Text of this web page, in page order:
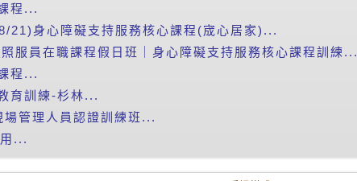
程...
21)身心障礙支持服務核心課程(宬心居家)...
服員在職課程假日班｜身心障礙支持服務核心課程訓練...
程...
育訓練-杉林...
管理人員認證訓練班...
...